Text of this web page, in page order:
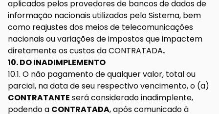
aplicados pelos provedores de bancos de dados de
informação nacionais utilizados pelo Sistema, bem
como reajustes dos meios de telecomunicações
nacionais ou variações de impostos que impactem
diretamente os custos da CONTRATADA.
10. DO INADIMPLEMENTO
10.1. O não pagamento de qualquer valor, total ou
parcial, na data de seu respectivo vencimento, o (a)
CONTRATANTE será considerado inadimplente,
podendo a CONTRATADA, após comunicado à